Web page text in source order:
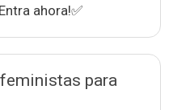
ahora!✅
para